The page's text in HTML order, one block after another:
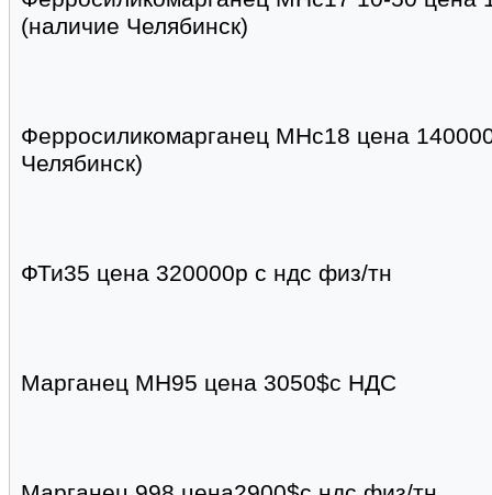
(наличие Челябинск)
Ферросиликомарганец МНс18 цена
Челябинск)
ФТи35 цена 320000р с ндс физ/тн
Марганец МН95 цена 3050$с НДС